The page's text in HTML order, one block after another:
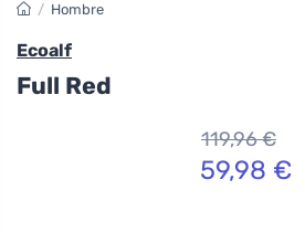
/ Hombre
Ecoalf
Full Red
119,96 €
59,98 €